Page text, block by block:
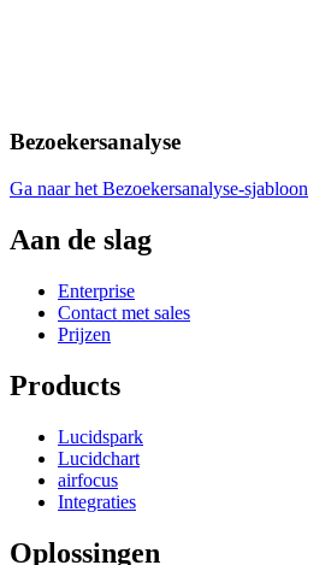
Bezoekersanalyse
Ga naar het Bezoekersanalyse-sjabloon
Aan de slag
Enterprise
Contact met sales
Prijzen
Products
Lucidspark
Lucidchart
airfocus
Integraties
Oplossingen